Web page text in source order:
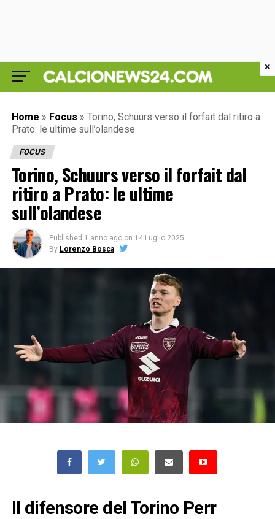
Home » Focus » Torino, Schuurs verso il forfait dal ritiro a
Prato: le ultime sull’olandese
FOCUS
Torino, Schuurs verso il forfait dal
ritiro a Prato: le ultime
sull’olandese
Published 1 anno ago on 14 Luglio 2025
By Lorenzo Bosca
Il difensore del Torino Perr
×